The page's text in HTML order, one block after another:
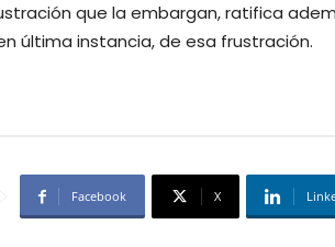
que la embargan, ratifica
última instancia, de esa frustración.
Facebook X